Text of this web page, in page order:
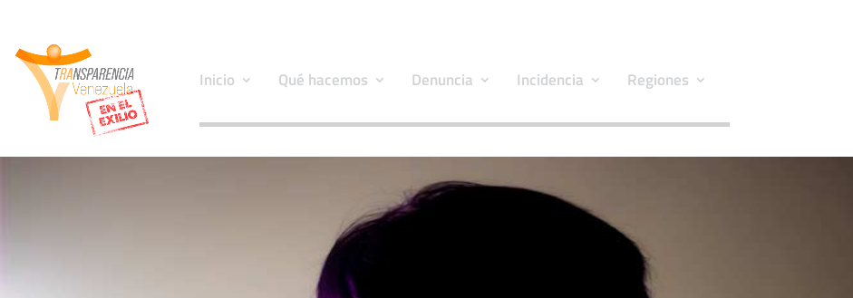
Inicio Qué hacemos Denuncia Incidencia Regiones